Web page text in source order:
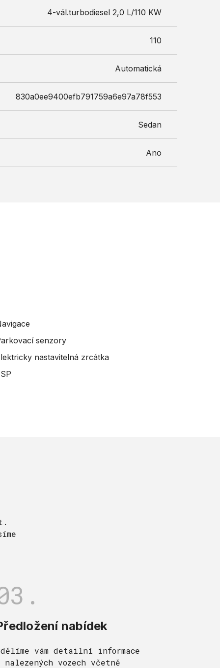
4-vál.turbodiesel 2,0 L/110 KW
110
Automatická
830a0ee9400efb791759a6e97a78f553
Sedan
Ano
senzory
nastavitelná zrcátka
nabídek
vám detailní informace
nalezených vozech včetně